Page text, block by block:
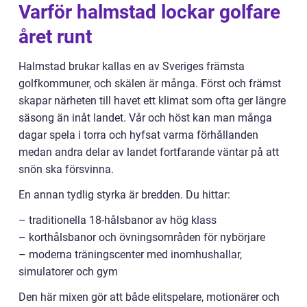
Varför halmstad lockar golfare
året runt
Halmstad brukar kallas en av Sveriges främsta
golfkommuner, och skälen är många. Först och främst
skapar närheten till havet ett klimat som ofta ger längre
säsong än inåt landet. Vår och höst kan man många
dagar spela i torra och hyfsat varma förhållanden
medan andra delar av landet fortfarande väntar på att
snön ska försvinna.
En annan tydlig styrka är bredden. Du hittar:
– traditionella 18-hålsbanor av hög klass
– korthålsbanor och övningsområden för nybörjare
– moderna träningscenter med inomhushallar,
simulatorer och gym
Den här mixen gör att både elitspelare, motionärer och